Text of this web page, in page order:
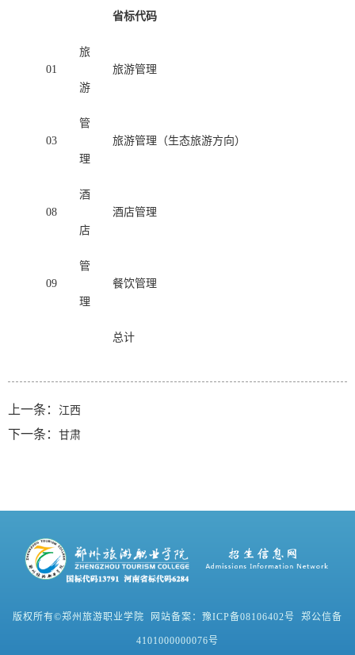
省标代码
01
旅
游
管
理
旅游管理
03 旅游管理（生态旅游方向）
08
酒
店
管
理
酒店管理
09 餐饮管理
总计
上一条： 江西
下一条： 甘肃
版权所有©郑州旅游职业学院 网站备案：豫ICP备08106402号 郑公信备
4101000000076号